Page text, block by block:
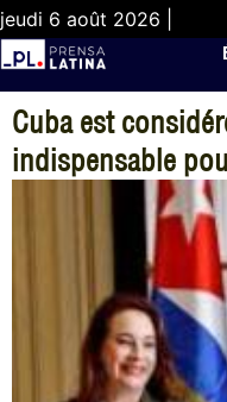
jeudi 6 août 2026 |
Cuba est
indispensable